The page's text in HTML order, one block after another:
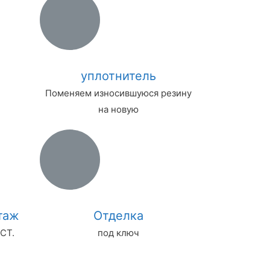
уплотнитель
Поменяем износившуюся резину
на новую
Отделка
под ключ